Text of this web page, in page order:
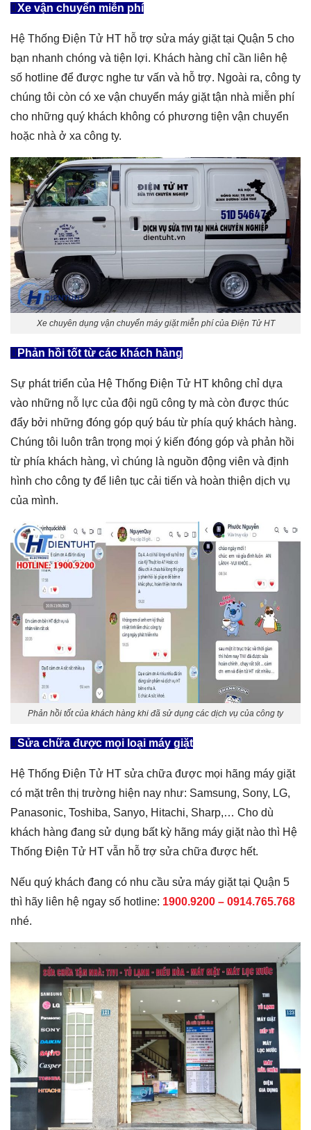
Xe vận chuyển miễn phí
Hệ Thống Điện Tử HT hỗ trợ sửa máy giặt tại Quận 5 cho
bạn nhanh chóng và tiện lợi. Khách hàng chỉ cần liên hệ
số hotline để được nghe tư vấn và hỗ trợ. Ngoài ra, công ty
chúng tôi còn có xe vận chuyển máy giặt tận nhà miễn phí
cho những quý khách không có phương tiện vận chuyển
hoặc nhà ở xa công ty.
Xe chuyên dụng vận chuyển máy giặt miễn phí của Điện Tử HT
Phản hồi tốt từ các khách hàng
Sự phát triển của Hệ Thống Điện Tử HT không chỉ dựa
vào những nỗ lực của đội ngũ công ty mà còn được thúc
đẩy bởi những đóng góp quý báu từ phía quý khách hàng.
Chúng tôi luôn trân trọng mọi ý kiến đóng góp và phản hồi
từ phía khách hàng, vì chúng là nguồn động viên và định
hình cho công ty để liên tục cải tiến và hoàn thiện dịch vụ
của mình.
Phản hồi tốt của khách hàng khi đã sử dụng các dịch vụ của công ty
Sửa chữa được mọi loại máy giặt
Hệ Thống Điện Tử HT sửa chữa được mọi hãng máy giặt
có mặt trên thị trường hiện nay như: Samsung, Sony, LG,
Panasonic, Toshiba, Sanyo, Hitachi, Sharp,… Cho dù
khách hàng đang sử dụng bất kỳ hãng máy giặt nào thì Hệ
Thống Điện Tử HT vẫn hỗ trợ sửa chữa được hết.
Nếu quý khách đang có nhu cầu sửa máy giặt tại Quận 5
thì hãy liên hệ ngay số hotline: 1900.9200 – 0914.765.768
nhé.